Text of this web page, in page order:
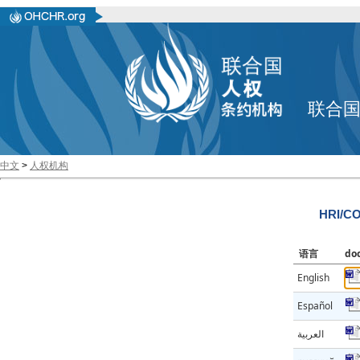
联合
中文 > 人权机构
HRI/
语言
English
Español
العربية